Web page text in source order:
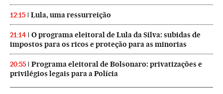
12:15 Lula, uma ressurreição
21:14
O programa eleitoral de Lula da Silva: subidas de
impostos para os ricos e proteção para as minorias
20:55
Programa eleitoral de Bolsonaro: privatizações e
privilégios legais para a Polícia